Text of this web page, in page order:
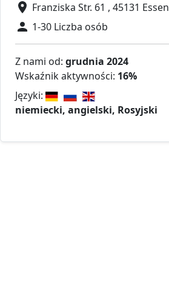
Franziska Str. 61 , 45131 Essen
1-30 Liczba osób
Z nami od: grudnia 2024
Wskaźnik aktywności: 16%
Języki:
niemiecki, angielski, Rosyjski